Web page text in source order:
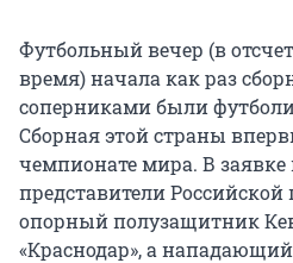
Футбольный вечер (в
время) начала как раз
соперниками были
Сборная этой страны
чемпионате мира. В
представители
опорный полузащитник
«Краснодар», а